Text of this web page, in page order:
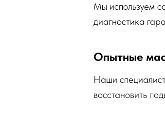
Мы используем
диагностика
Опытные
Наши
восстановить